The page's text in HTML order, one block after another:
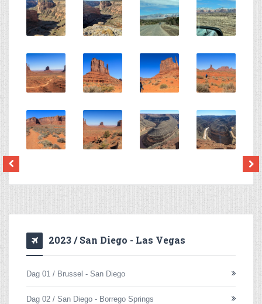
2023 / San Diego - Las Vegas
Dag 01 / Brussel - San Diego
Dag 02 / San Diego - Borrego Springs